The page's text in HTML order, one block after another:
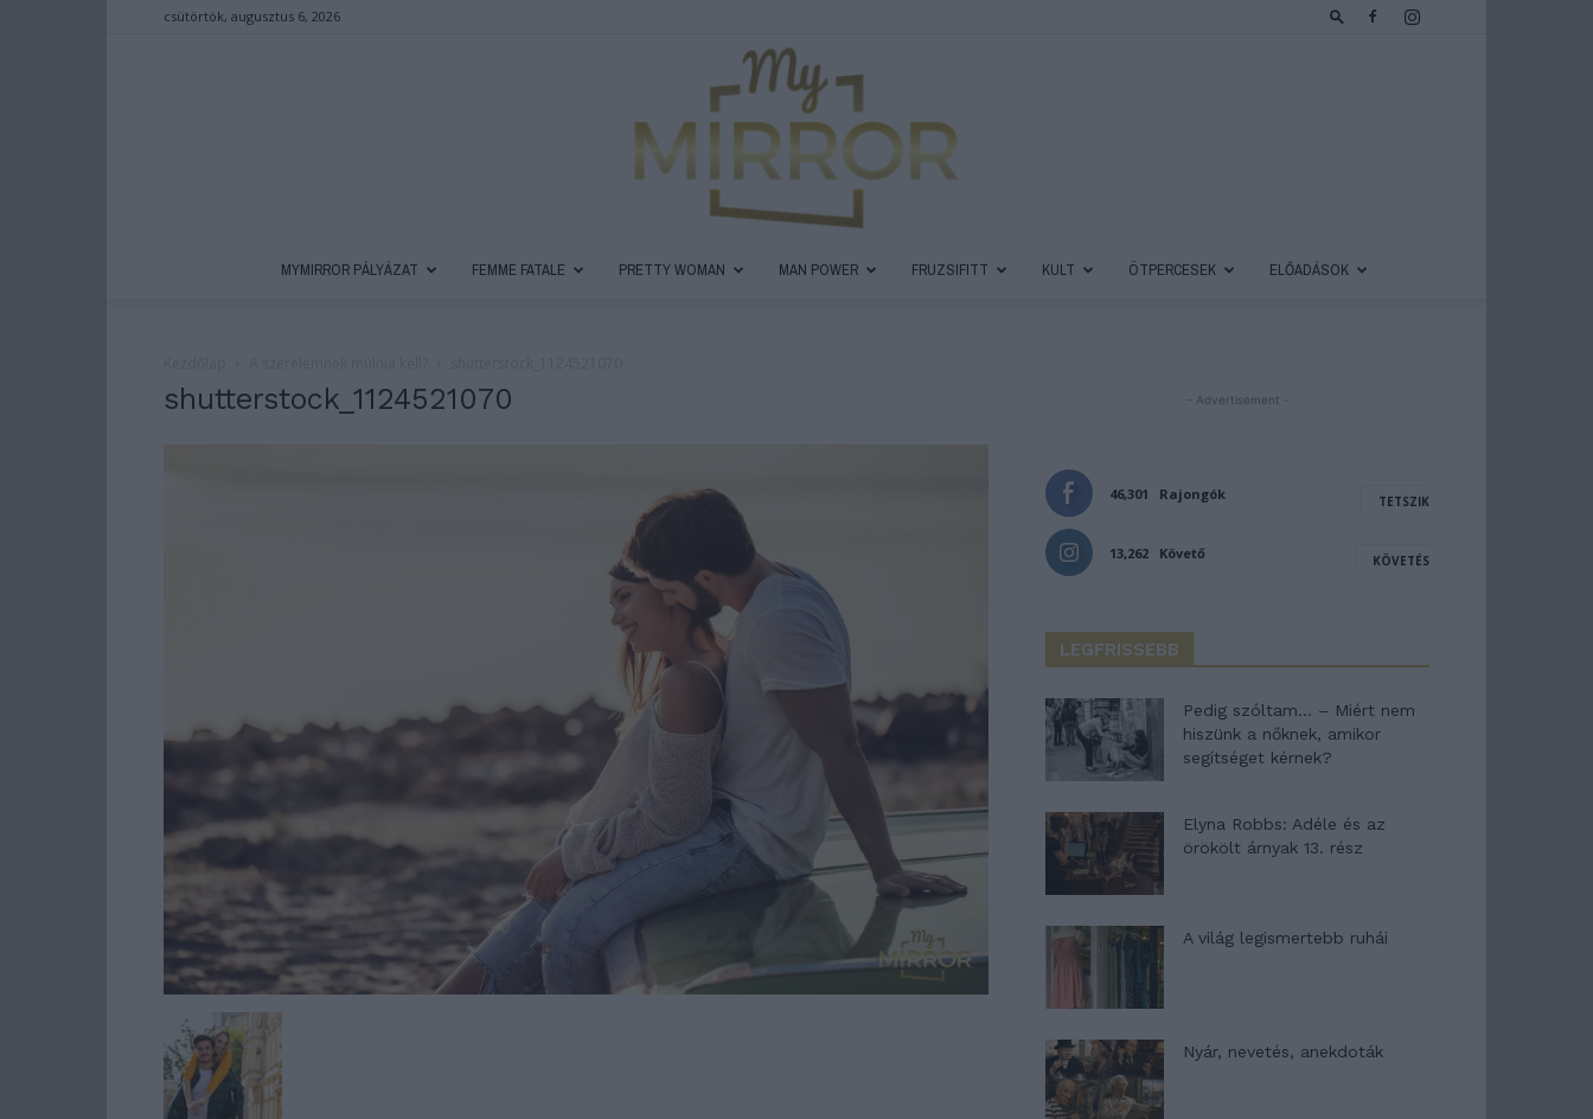
csütörtök, augusztus 6, 2026
MYMIRROR PÁLYÁZAT FEMME FATALE PRETTY WOMAN MAN POWER FRUZSIFITT KULT ÖTPERCESEK ELŐADÁSOK
shutterstock_1124521070 - Advertisement -
46,301 Rajongók TETSZIK
13,262 Követő KÖVETÉS
LEGFRISSEBB
Pedig szóltam… – Miért nem
hiszünk a nőknek, amikor
segítséget kérnek?
Elyna Robbs: Adéle és az
örökölt árnyak 13. rész
A világ legismertebb ruhái
Nyár, nevetés, anekdoták